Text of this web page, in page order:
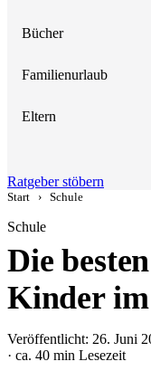
Bücher
Familienurlaub
Eltern
Ratgeber stöbern
Start › Schule
Schule
Die
Kinder
Veröffentlicht: 26. Juni
· ca. 40 min Lesezeit